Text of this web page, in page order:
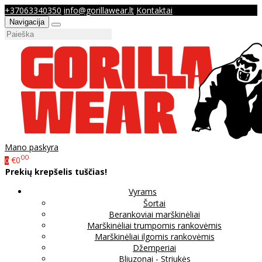
+37063340350 info@gorillawear.lt Kontaktai
Navigacija
Mano paskyra
0 €000
Prekių krepšelis tuščias!
Vyrams
Šortai
Berankoviai marškinėliai
Marškinėliai trumpomis rankovėmis
Marškinėliai ilgomis rankovėmis
Džemperiai
Bliuzonai - Striukės